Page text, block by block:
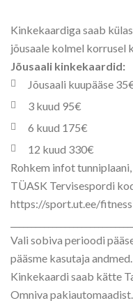
Kinkekaardiga saab
jõusaale kolmel korrusel
Jõusaali kinkekaardid:
Jõusaali kuupääse
3 kuud 95€
6 kuud 175€
12 kuud 330€
Rohkem infot
TÜASK Tervisespordi
https://sport.ut.ee/
Vali sobiva perioodi
pääsme kasutaja andmed.
Kinkekaardi saab kätte
Omniva pakiautomaadist.